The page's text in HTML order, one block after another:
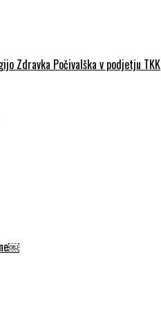
Zdravka Počivalška v podjetju TKK